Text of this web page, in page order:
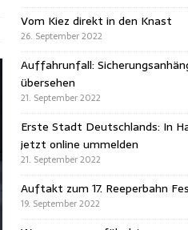
Vom Kiez direkt in den Knast
26. September 2022
Auffahrunfall:
übersehen
21. September 2022
Erste Stadt Deutschlands: In
jetzt online ummelden
21. September 2022
Auftakt zum 17. Reeperbahn
19. September 2022